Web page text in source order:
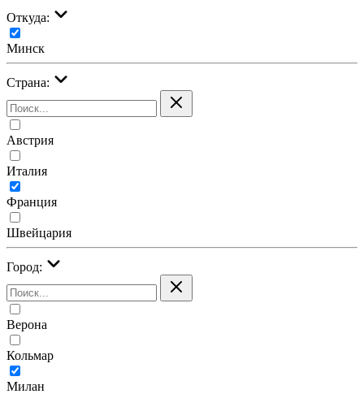
Откуда:
Минск
Страна:
Австрия
Италия
Франция
Швейцария
Город:
Верона
Кольмар
Милан